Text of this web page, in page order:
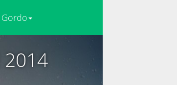
Gordo